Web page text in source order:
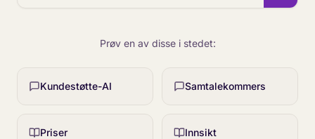
Prøv en av disse i stedet:
Kundestøtte-AI Samtalekommers
Priser Innsikt